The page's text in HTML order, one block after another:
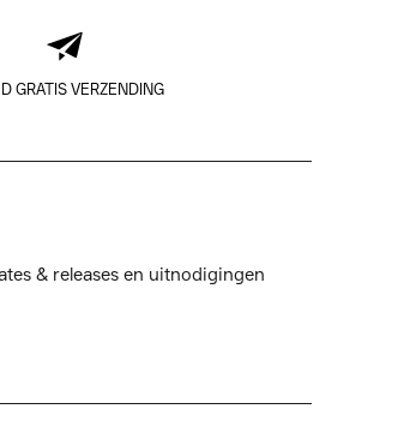
GRATIS VERZENDING
& releases en uitnodigingen